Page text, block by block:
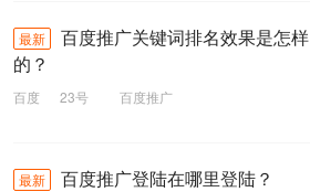
最新
百度推广关键词排名效果是怎样
的？
百度 23号 百度推广
最新 百度推广登陆在哪里登陆？